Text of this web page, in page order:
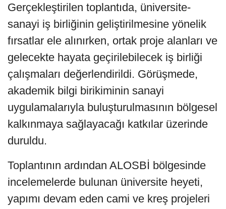
Gerçekleştirilen toplantıda, üniversite-
sanayi iş birliğinin geliştirilmesine yönelik
fırsatlar ele alınırken, ortak proje alanları ve
gelecekte hayata geçirilebilecek iş birliği
çalışmaları değerlendirildi. Görüşmede,
akademik bilgi birikiminin sanayi
uygulamalarıyla buluşturulmasının bölgesel
kalkınmaya sağlayacağı katkılar üzerinde
duruldu.
Toplantının ardından ALOSBİ bölgesinde
incelemelerde bulunan üniversite heyeti,
yapımı devam eden cami ve kreş projeleri